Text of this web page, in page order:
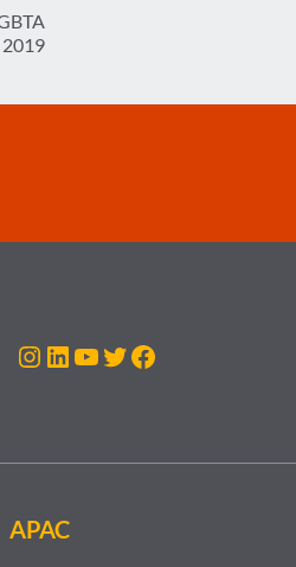
Instagram
LinkedIn
YouTube
Twitter
Facebook
APAC